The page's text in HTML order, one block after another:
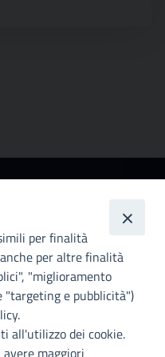
per finalità
per altre finalità
"miglioramento
"targeting e pubblicità")
all'utilizzo dei cookie.
maggiori